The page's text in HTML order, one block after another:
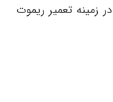
زمینه تعمیر ریموت